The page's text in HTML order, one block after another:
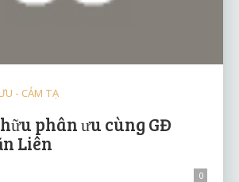
- CẢM TẠ
phân ưu cùng GĐ
Liên
0